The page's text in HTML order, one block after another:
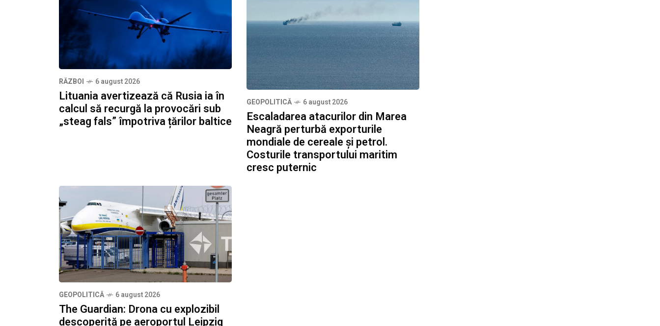
RĂZBOI 6 august 2026
Lituania avertizează că Rusia ia în
calcul să recurgă la provocări sub
„steag fals” împotriva țărilor baltice
GEOPOLITICĂ 6 august 2026
Escaladarea atacurilor din Marea
Neagră perturbă exporturile
mondiale de cereale și petrol.
Costurile transportului maritim
cresc puternic
GEOPOLITICĂ 6 august 2026
The Guardian: Drona cu explozibil
descoperită pe aeroportul Leipzig